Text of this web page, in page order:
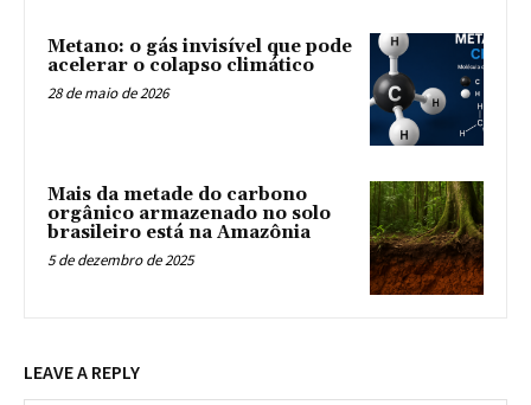
Metano: o gás invisível que pode
acelerar o colapso climático
28 de maio de 2026
Mais da metade do carbono
orgânico armazenado no solo
brasileiro está na Amazônia
5 de dezembro de 2025
LEAVE A REPLY